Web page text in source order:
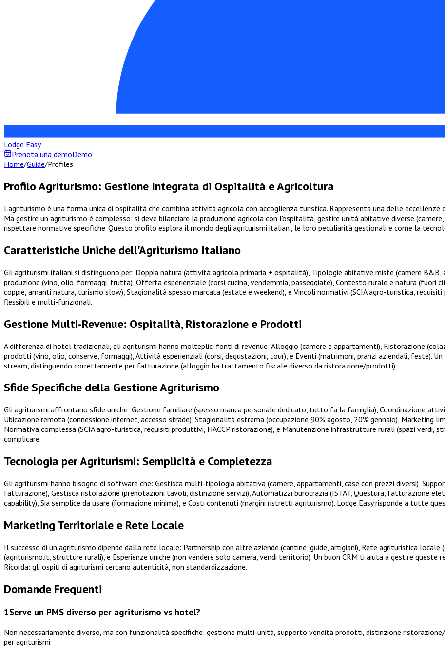
Lodge Easy
Prenota una demoDemo
Home/Guide/Profiles
Profilo Agriturismo: Gestione Integrata di Ospitalità e Agricoltura
L'agriturismo è una forma unica di ospitalità che combina attività agricola con accoglienza turistica. Rappresenta una delle
Ma gestire un agriturismo è complesso: si deve bilanciare la produzione agricola con l'ospitalità, gestire unità abitative diverse
rispettare normative specifiche. Questo profilo esplora il mondo degli agriturismi italiani, le loro peculiarità gestionali e come la
Caratteristiche Uniche dell'Agriturismo Italiano
Gli agriturismi italiani si distinguono per: Doppia natura (attività agricola primaria + ospitalità), Tipologie abitative miste (camere
produzione (vino, olio, formaggi, frutta), Offerta esperienziale (corsi cucina, vendemmia, passeggiate), Contesto rurale e natura (fuori
coppie, amanti natura, turismo slow), Stagionalità spesso marcata (estate e weekend), e Vincoli normativi (SCIA agro-turistica,
flessibili e multi-funzionali.
Gestione Multi-Revenue: Ospitalità, Ristorazione e Prodotti
A differenza di hotel tradizionali, gli agriturismi hanno molteplici fonti di revenue: Alloggio (camere e appartamenti), Ristorazione
prodotti (vino, olio, conserve, formaggi), Attività esperienziali (corsi, degustazioni, tour), e Eventi (matrimoni, pranzi aziendali, feste).
stream, distinguendo correttamente per fatturazione (alloggio ha trattamento fiscale diverso da ristorazione/prodotti).
Sfide Specifiche della Gestione Agriturismo
Gli agriturismi affrontano sfide uniche: Gestione familiare (spesso manca personale dedicato, tutto fa la famiglia), Coordinazione
Ubicazione remota (connessione internet, accesso strade), Stagionalità estrema (occupazione 90% agosto, 20% gennaio),
Normativa complessa (SCIA agro-turistica, requisiti produttivi, HACCP ristorazione), e Manutenzione infrastrutture rurali (spazi verdi,
complicare.
Tecnologia per Agriturismi: Semplicità e Completezza
Gli agriturismi hanno bisogno di software che: Gestisca multi-tipologia abitativa (camere, appartamenti, case con prezzi diversi),
fatturazione), Gestisca ristorazione (prenotazioni tavoli, distinzione servizi), Automatizzi burocrazia (ISTAT, Questura, fatturazione
capability), Sia semplice da usare (formazione minima), e Costi contenuti (margini ristretti agriturismo). Lodge Easy risponde a tutte
Marketing Territoriale e Rete Locale
Il successo di un agriturismo dipende dalla rete locale: Partnership con altre aziende (cantine, guide, artigiani), Rete agrituristica locale
(agriturismo.it, strutture rurali), e Esperienze uniche (non vendere solo camera, vendi territorio). Un buon CRM ti aiuta a gestire
Ricorda: gli ospiti di agriturismi cercano autenticità, non standardizzazione.
Domande Frequenti
1Serve un PMS diverso per agriturismo vs hotel?
Non necessariamente diverso, ma con funzionalità specifiche: gestione multi-unità, supporto vendita prodotti, distinzione
per agriturismi.